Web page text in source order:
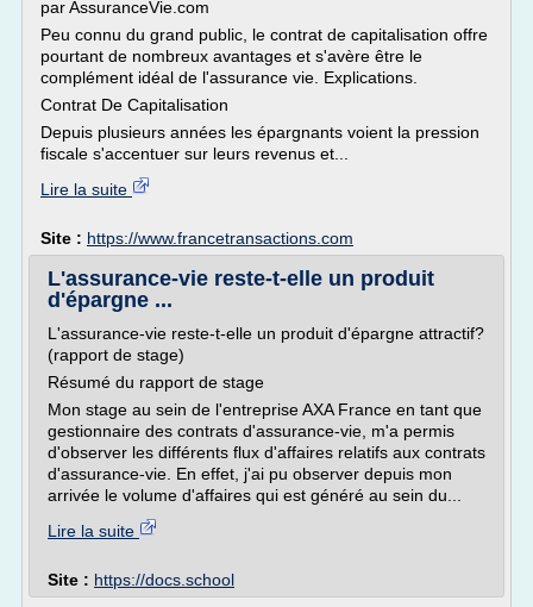
par AssuranceVie.com
Peu connu du grand public, le contrat de capitalisation offre
pourtant de nombreux avantages et s'avère être le
complément idéal de l'assurance vie. Explications.
Contrat De Capitalisation
Depuis plusieurs années les épargnants voient la pression
fiscale s'accentuer sur leurs revenus et...
Lire la suite
Site : https://www.francetransactions.com
L'assurance-vie reste-t-elle un produit
d'épargne ...
L'assurance-vie reste-t-elle un produit d'épargne attractif?
(rapport de stage)
Résumé du rapport de stage
Mon stage au sein de l'entreprise AXA France en tant que
gestionnaire des contrats d'assurance-vie, m'a permis
d'observer les différents flux d'affaires relatifs aux contrats
d'assurance-vie. En effet, j'ai pu observer depuis mon
arrivée le volume d'affaires qui est généré au sein du...
Lire la suite
Site : https://docs.school